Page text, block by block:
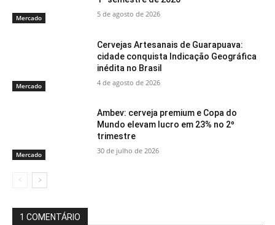
Mercado 5 de agosto de 2026
Mercado
Cervejas Artesanais de Guarapuava:
cidade conquista Indicação Geográfica
inédita no Brasil
4 de agosto de 2026
Mercado
Ambev: cerveja premium e Copa do
Mundo elevam lucro em 23% no 2º
trimestre
30 de julho de 2026
1 COMENTÁRIO